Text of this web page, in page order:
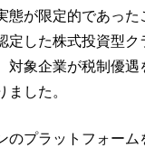
態が限定的であっ
定した株式投資型
対象企業が税制優
した。
のプラットフォー